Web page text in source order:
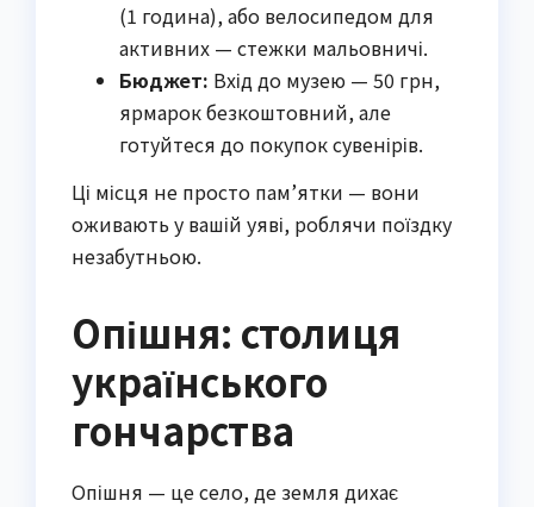
(1 година), або велосипедом для
активних — стежки мальовничі.
Бюджет: Вхід до музею — 50 грн,
ярмарок безкоштовний, але
готуйтеся до покупок сувенірів.
Ці місця не просто пам’ятки — вони
оживають у вашій уяві, роблячи поїздку
незабутньою.
Опішня: столиця
українського
гончарства
Опішня — це село, де земля дихає